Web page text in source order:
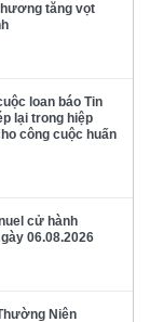
tăng vọt
loan báo Tin
lại trong hiệp
công cuộc huấn
cử hành
06.08.2026
Niên